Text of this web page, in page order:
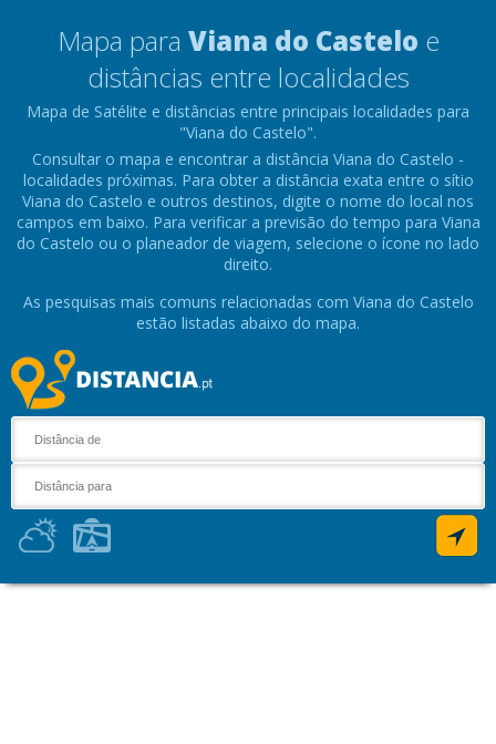
Mapa para Viana do Castelo e
distâncias entre localidades
Mapa de Satélite e distâncias entre principais localidades para
"Viana do Castelo".
Consultar o mapa e encontrar a distância Viana do Castelo -
localidades próximas. Para obter a distância exata entre o sítio
Viana do Castelo e outros destinos, digite o nome do local nos
campos em baixo. Para verificar a previsão do tempo para Viana
do Castelo ou o planeador de viagem, selecione o ícone no lado
direito.
As pesquisas mais comuns relacionadas com Viana do Castelo
estão listadas abaixo do mapa.